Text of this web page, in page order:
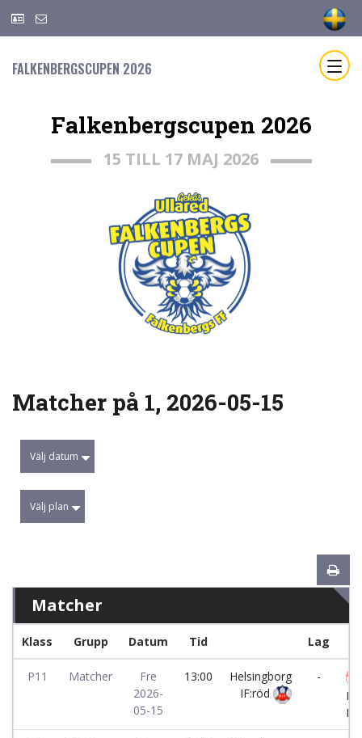
FALKENBERGSCUPEN 2026
Falkenbergscupen 2026
15 TILL 17 MAJ 2026
Matcher på 1, 2026-05-15
Välj datum
Välj plan
Matcher
Klass Grupp Datum Tid Lag
P11 Matcher
Fre
2026-
05-15
13:00
Helsingborg
IF:röd
-